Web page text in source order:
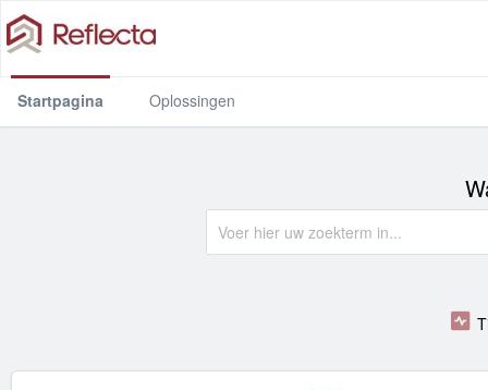
Startpagina Oplossingen